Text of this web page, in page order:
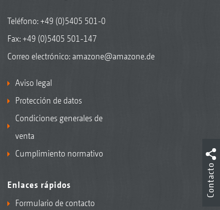
Teléfono:+49 (0)5405 501-0
Fax: +49 (0)5405 501-147
Correo electrónico: amazone@amazone.de
Aviso legal
Protección de datos
Condiciones generales de
venta
Cumplimiento normativo
Enlaces rápidos
Formulario de contacto
Contacto